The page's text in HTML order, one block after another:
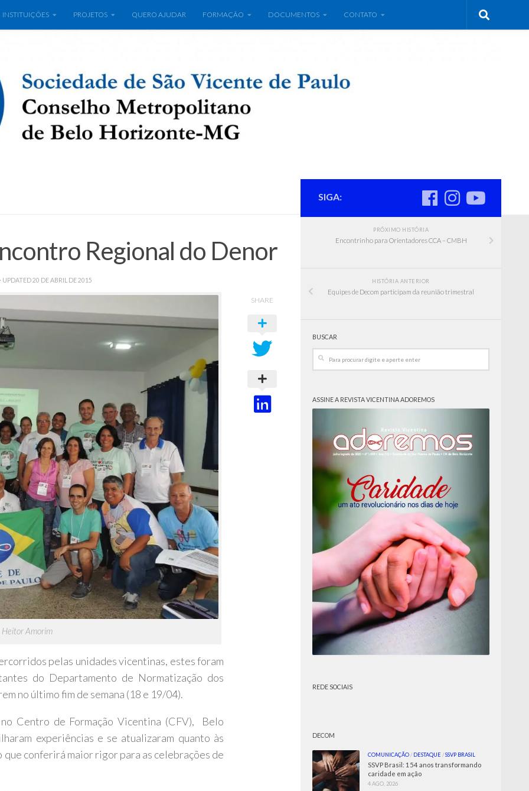
INSTITUIÇÕES PROJETOS QUERO AJUDAR FORMAÇÃO DOCUMENTOS CONTATO
Regional do Denor
· UPDATED20 DE ABRIL DE 2015
Heitor Amorim
pelas unidades vicentinas, estes foram
do Departamento de Normatização dos
no último fim de semana (18 e 19/04).
Centro de Formação Vicentina (CFV), Belo
experiências e se atualizaram quanto às
conferirá maior rigor para as celebrações de
SHARE
SIGA:
PRÓXIMO HISTÓRIA
Encontrinho para Orientadores CCA – CMBH
HISTÓRIA ANTERIOR
Equipes de Decom participam da reunião trimestral
BUSCAR
ASSINE A REVISTA VICENTINA ADOREMOS
REDE SOCIAIS
DECOM
COMUNICAÇÃO / DESTAQUE /SSVP BRASIL
SSVP Brasil: 154 anos transformando
caridade em ação
4 AGO, 2026